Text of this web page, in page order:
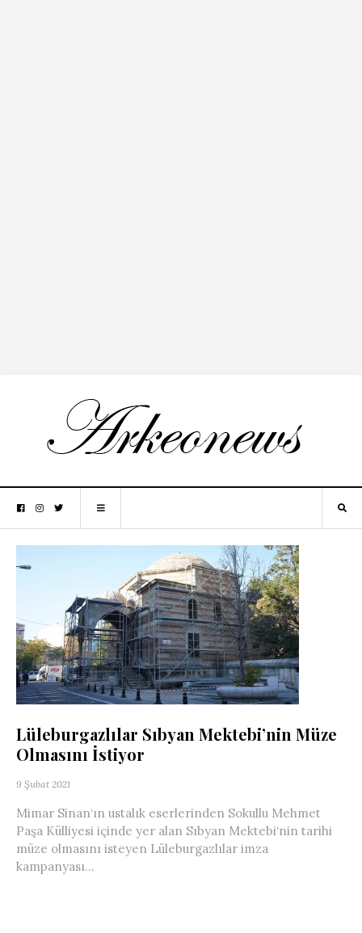
Lüleburgazlılar Sıbyan Mektebi’nin Müze
Olmasını İstiyor
9 Şubat 2021
Mimar Sinan‘ın ustalık eserlerinden Sokullu Mehmet
Paşa Külliyesi içinde yer alan Sıbyan Mektebi‘nin tarihi
müze olmasını isteyen Lüleburgazlılar imza
kampanyası...